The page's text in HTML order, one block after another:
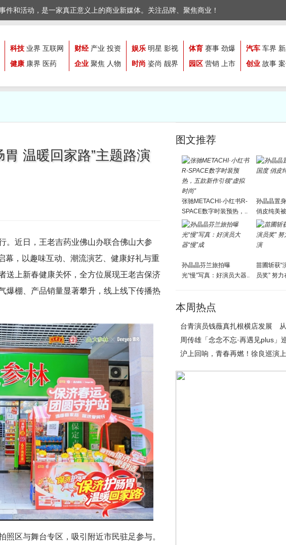
和活动，是一家真正意义上的商业新媒体。关注品牌、聚焦商业！
科技 业界 互联网
健康 康界 医药
财经 产业 投资
企业 聚焦 人物
娱乐 明星 影视
时尚 姿尚 靓界
体育 赛事 劲爆
园区 营销 上市
汽车 车界
创业 故事
温暖回家路”主题路演
。近日，王老吉药业佛山办联合佛山大参
幕，以趣味互动、潮流演艺、健康好礼与重
送上新春健康关怀，全方位展现王老吉保济
爆棚、产品销量显著攀升，线上线下传播热
区与舞台专区，吸引附近市民驻足参与。
图文推荐
张驰METACHI·小红书R-
SPACE数字时装预热，..
孙晶晶置
俏皮纯美
孙晶晶芬兰旅拍曝
光“慢”写真：好演员大器..
苗圃斩获“
员奖” 努力
本周热点
台青演员钱薇真扎根横店发展 从
周传雄「念念不忘·再遇见plus」
沪上回响，青春再燃！徐良巡演上